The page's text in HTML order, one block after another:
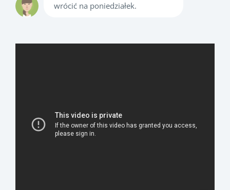
wrócić na poniedziałek.